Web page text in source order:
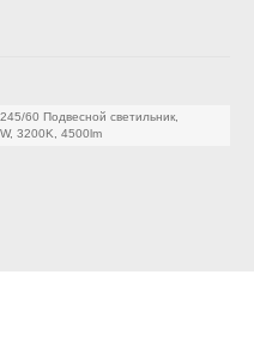
60 Подвесной светильник,
3200K, 4500lm